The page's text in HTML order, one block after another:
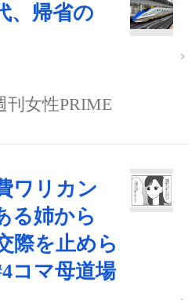
、帰省の
刊女性PRIME
ワリカン
る姉から
際を止めら
コマ母道場